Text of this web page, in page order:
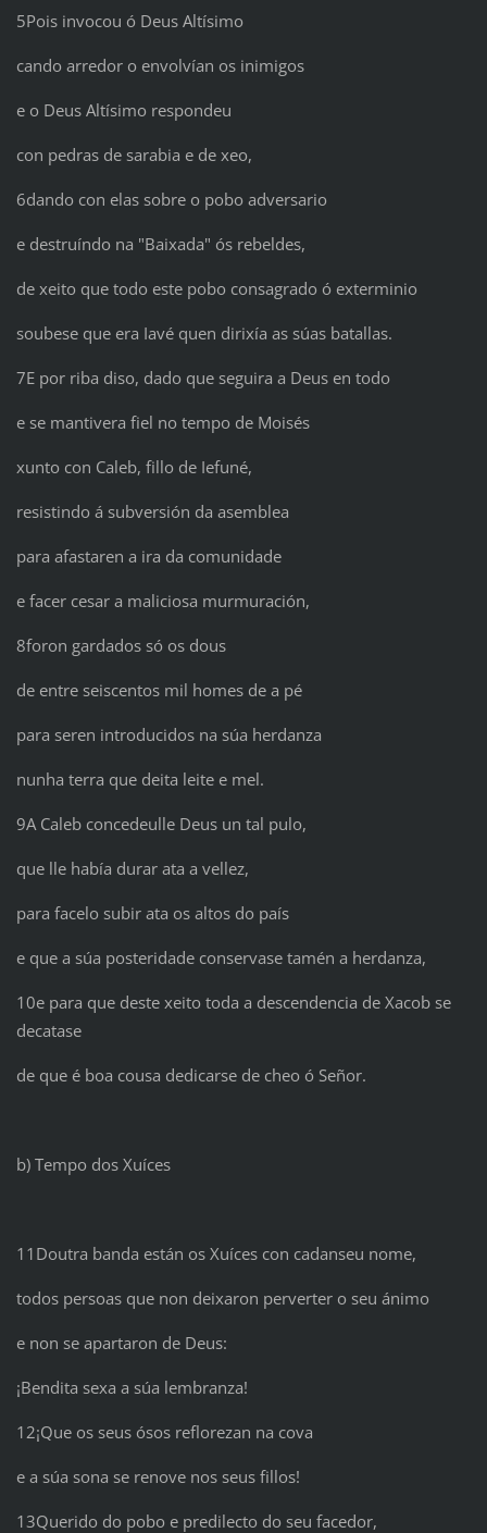
5Pois invocou ó Deus Altísimo
cando arredor o envolvían os inimigos
e o Deus Altísimo respondeu
con pedras de sarabia e de xeo,
6dando con elas sobre o pobo adversario
e destruíndo na "Baixada" ós rebeldes,
de xeito que todo este pobo consagrado ó exterminio
soubese que era Iavé quen dirixía as súas batallas.
7E por riba diso, dado que seguira a Deus en todo
e se mantivera fiel no tempo de Moisés
xunto con Caleb, fillo de Iefuné,
resistindo á subversión da asemblea
para afastaren a ira da comunidade
e facer cesar a maliciosa murmuración,
8foron gardados só os dous
de entre seiscentos mil homes de a pé
para seren introducidos na súa herdanza
nunha terra que deita leite e mel.
9A Caleb concedeulle Deus un tal pulo,
que lle había durar ata a vellez,
para facelo subir ata os altos do país
e que a súa posteridade conservase tamén a herdanza,
10e para que deste xeito toda a descendencia de Xacob se
decatase
de que é boa cousa dedicarse de cheo ó Señor.
b) Tempo dos Xuíces
11Doutra banda están os Xuíces con cadanseu nome,
todos persoas que non deixaron perverter o seu ánimo
e non se apartaron de Deus:
¡Bendita sexa a súa lembranza!
12¡Que os seus ósos reflorezan na cova
e a súa sona se renove nos seus fillos!
13Querido do pobo e predilecto do seu facedor,